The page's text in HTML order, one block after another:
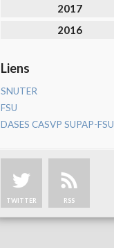
2017
2016
Liens
SNUTER
FSU
DASES CASVP SUPAP-FSU
TWITTER RSS